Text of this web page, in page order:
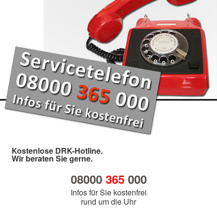
Kostenlose DRK-Hotline.
Wir beraten Sie gerne.
08000 365000
Infos für Sie kostenfrei
rund um die Uhr